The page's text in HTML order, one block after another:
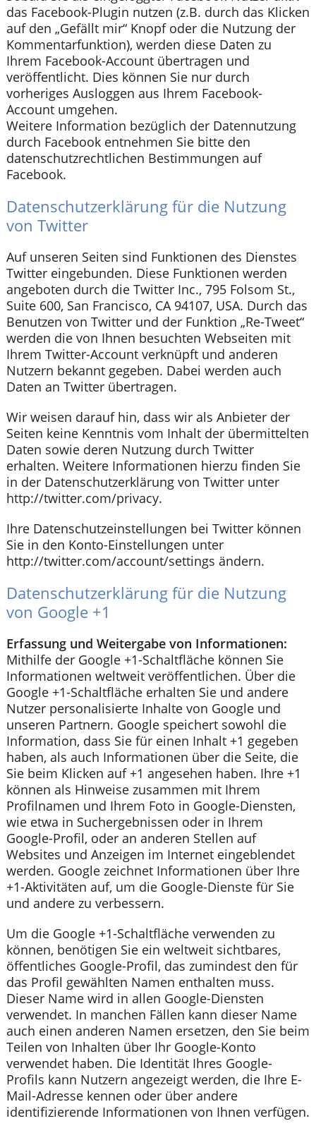
das Facebook-Plugin nutzen (z.B. durch das Klicken
auf den „Gefällt mir“ Knopf oder die Nutzung der
Kommentarfunktion), werden diese Daten zu
Ihrem Facebook-Account übertragen und
veröffentlicht. Dies können Sie nur durch
vorheriges Ausloggen aus Ihrem Facebook-
Account umgehen.
Weitere Information bezüglich der Datennutzung
durch Facebook entnehmen Sie bitte den
datenschutzrechtlichen Bestimmungen auf
Facebook.
Datenschutzerklärung für die Nutzung
von Twitter
Auf unseren Seiten sind Funktionen des Dienstes
Twitter eingebunden. Diese Funktionen werden
angeboten durch die Twitter Inc., 795 Folsom St.,
Suite 600, San Francisco, CA 94107, USA. Durch das
Benutzen von Twitter und der Funktion „Re-Tweet“
werden die von Ihnen besuchten Webseiten mit
Ihrem Twitter-Account verknüpft und anderen
Nutzern bekannt gegeben. Dabei werden auch
Daten an Twitter übertragen.
Wir weisen darauf hin, dass wir als Anbieter der
Seiten keine Kenntnis vom Inhalt der übermittelten
Daten sowie deren Nutzung durch Twitter
erhalten. Weitere Informationen hierzu finden Sie
in der Datenschutzerklärung von Twitter unter
http://twitter.com/privacy.
Ihre Datenschutzeinstellungen bei Twitter können
Sie in den Konto-Einstellungen unter
http://twitter.com/account/settings ändern.
Datenschutzerklärung für die Nutzung
von Google +1
Erfassung und Weitergabe von Informationen:
Mithilfe der Google +1-Schaltfläche können Sie
Informationen weltweit veröffentlichen. Über die
Google +1-Schaltfläche erhalten Sie und andere
Nutzer personalisierte Inhalte von Google und
unseren Partnern. Google speichert sowohl die
Information, dass Sie für einen Inhalt +1 gegeben
haben, als auch Informationen über die Seite, die
Sie beim Klicken auf +1 angesehen haben. Ihre +1
können als Hinweise zusammen mit Ihrem
Profilnamen und Ihrem Foto in Google-Diensten,
wie etwa in Suchergebnissen oder in Ihrem
Google-Profil, oder an anderen Stellen auf
Websites und Anzeigen im Internet eingeblendet
werden. Google zeichnet Informationen über Ihre
+1-Aktivitäten auf, um die Google-Dienste für Sie
und andere zu verbessern.
Um die Google +1-Schaltfläche verwenden zu
können, benötigen Sie ein weltweit sichtbares,
öffentliches Google-Profil, das zumindest den für
das Profil gewählten Namen enthalten muss.
Dieser Name wird in allen Google-Diensten
verwendet. In manchen Fällen kann dieser Name
auch einen anderen Namen ersetzen, den Sie beim
Teilen von Inhalten über Ihr Google-Konto
verwendet haben. Die Identität Ihres Google-
Profils kann Nutzern angezeigt werden, die Ihre E-
Mail-Adresse kennen oder über andere
identifizierende Informationen von Ihnen verfügen.